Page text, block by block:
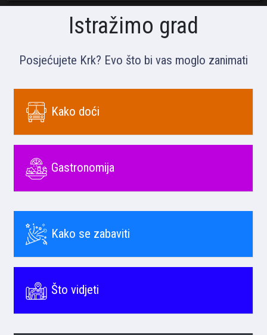
Istražimo grad
Posjećujete Krk? Evo što bi vas moglo zanimati
Kako doći
Gastronomija
Kako se zabaviti
Što vidjeti